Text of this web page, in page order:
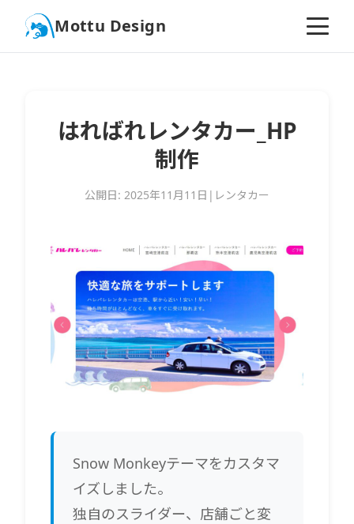
Mottu Design
はればれレンタカー_HP
制作
公開日: 2025年11月11日 | レンタカー
Snow Monkeyテーマをカスタマ
イズしました。
独自のスライダー、店舗ごと変